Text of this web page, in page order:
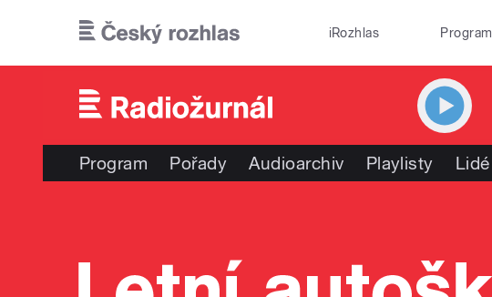
iRozhlas Program
Program Pořady Audioarchiv Playlisty Lidé